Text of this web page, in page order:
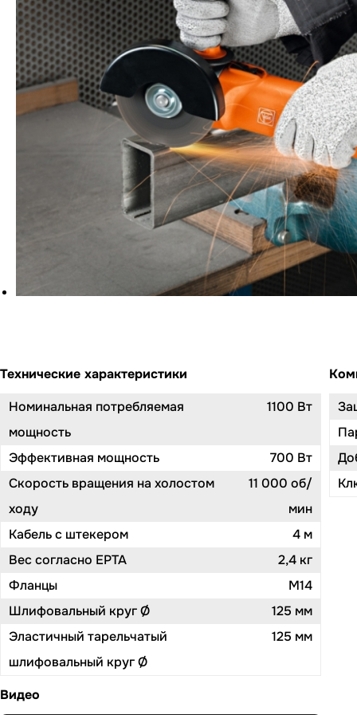
Технические характеристики
Номинальная потребляемая
мощность
1100 Вт
Эффективная мощность
700 Вт
Скорость вращения на холостом
ходу
11 000 об/
мин
Кабель с штекером
4 м
Вес согласно EPTA
2,4 кг
Фланцы
M14
Шлифовальный круг Ø
125 мм
Эластичный тарельчатый
шлифовальный круг Ø
125 мм
Видео